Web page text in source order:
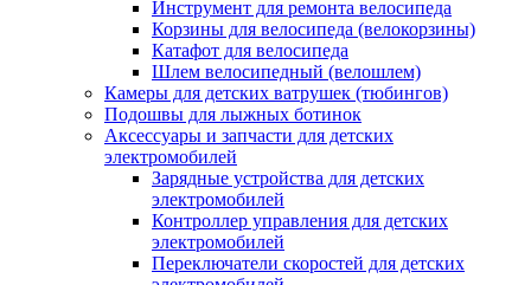
Инструмент для ремонта велосипеда
Корзины для велосипеда (велокорзины)
Катафот для велосипеда
Шлем велосипедный (велошлем)
Камеры для детских ватрушек (тюбингов)
Подошвы для лыжных ботинок
Аксессуары и запчасти для детских
электромобилей
Зарядные устройства для детских
электромобилей
Контроллер управления для детских
электромобилей
Переключатели скоростей для детских